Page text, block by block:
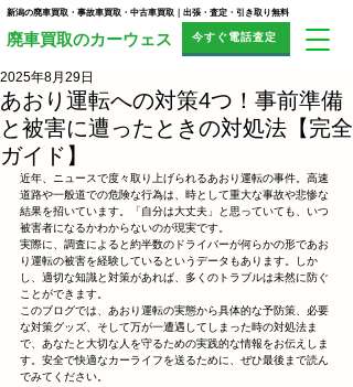
今すぐ電話査定
​廃車買取のカーウェス
新潟の廃車買取・事故車買取・中古車買取｜出張・査定・引き取り無料
あおり運転への対策4つ！事前準備
と被害に遭ったときの対処法【完全
ガイド】
2025年8月29日
近年、ニュースで度々取り上げられるあおり運転の事件。高速
道路や一般道での危険な行為は、時として重大な事故や悲惨な
結果を招いています。「自分は大丈夫」と思っていても、いつ
被害者になるかわからないのが現実です。
実際に、調査によると約半数のドライバーが何らかの形であお
り運転の被害を経験しているというデータもあります。しか
し、適切な知識と対策があれば、多くのトラブルは未然に防ぐ
ことができます。
このブログでは、あおり運転の実態から具体的な予防策、必要
な対策グッズ、そして万が一遭遇してしまった時の対処法ま
で、あなたと大切な人を守るための実践的な情報をお伝えしま
す。安全で快適なカーライフを送るために、ぜひ最後まで読ん
でみてください。